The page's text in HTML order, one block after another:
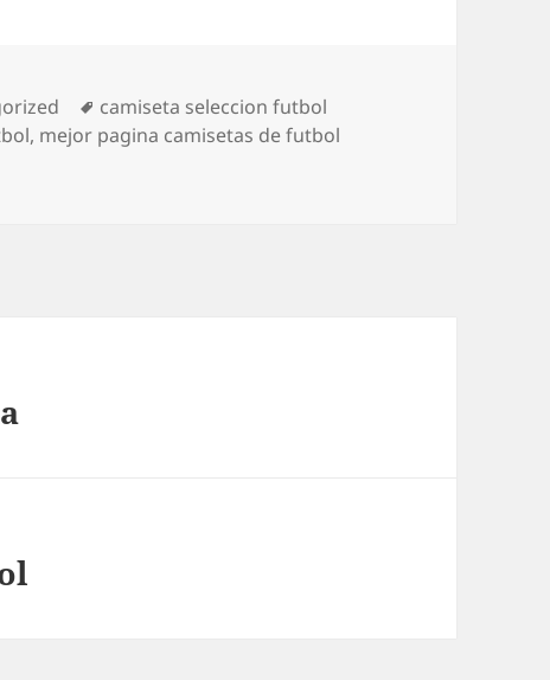
Etiquetas
camiseta seleccion futbol
, mejor pagina camisetas de futbol